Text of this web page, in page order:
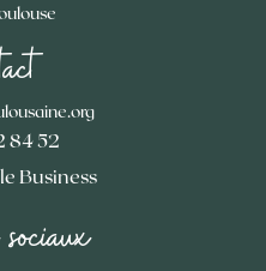
84 52
Business